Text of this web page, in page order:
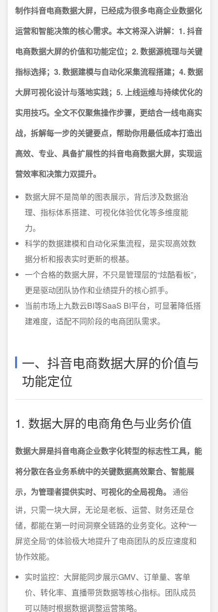
制作抖音电商数据大屏，已经成为很多电商企业数据化
运营和智能决策的核心需求。本文将深入讲解：1.抖音
电商数据大屏的价值和功能定位；2.数据源梳理与关键
指标选择；3.数据建模与自动化采集流程搭建；4.数据
大屏可视化设计与落地实践；5.上线运维与持续优化的
实用技巧。全文不仅聚焦操作步骤，更结合一线电商实
战，拆解每一步的关键要点，帮助你用最低成本打造出
高效、专业、具备扩展性的抖音电商数据大屏，实现运
营效率和决策力双提升。
数据大屏不是简单的图表展示，背后涉及数据治
理、指标体系搭建、可视化体验优化等多维度能
力。
科学的数据建模和自动化采集流程，是实现高效数
据分析和报表实时更新的根基。
一个合格的数据大屏，不只是管理层的“炫酷看板”，
更是驱动团队协作和业绩提升的核心抓手。
当前市场上九数云BI等SaaS BI平台，可显著降低搭
建难度，适配不同阶段的电商团队需求。
一、抖音电商数据大屏的价值与
功能定位
1. 数据大屏的电商角色与业务价值
数据大屏是抖音电商企业数字化转型的标志性工具，能
将分散在各业务系统中的关键数据高效聚合、智能展
示，为管理者提供实时、可视化的全局视角。
通俗
讲，只需一块大屏，无论是老板、运营、财务还是仓
储，都能在第一时间洞察全链路的业务变化。这种“一
屏览全局”的体验极大地提升了电商团队的反应速度和
协作效能。
实时监控：大屏能同步展示GMV、订单量、客单
价、转化率、直播带货数据等核心指标。团队成员
可以随时根据数据调整运营策略。